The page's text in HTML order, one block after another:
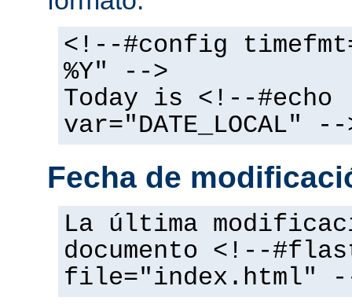
<!--#config
%Y" -->
Today is <!--#echo
var="DATE_LOCAL" --
Fecha de
La última
documento <!--
file="index.html"